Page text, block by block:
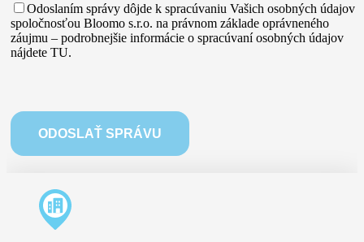
Odoslaním správy dôjde k spracúvaniu Vašich osobných údajov
spoločnosťou Bloomo s.r.o. na právnom základe oprávneného
záujmu – podrobnejšie informácie o spracúvaní osobných údajov
nájdete TU.